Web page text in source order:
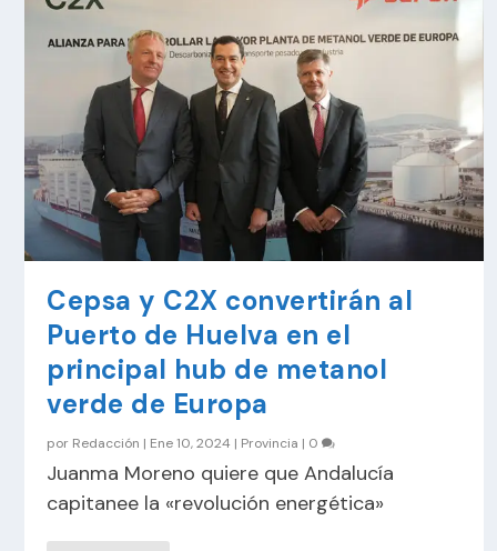
Cepsa y C2X convertirán al
Puerto de Huelva en el
principal hub de metanol
verde de Europa
por Redacción | Ene 10, 2024 | Provincia | 0
Juanma Moreno quiere que Andalucía
capitanee la «revolución energética»